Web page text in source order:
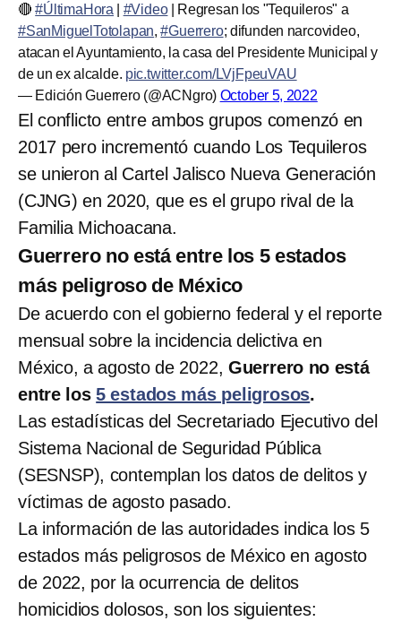
🔴#ÚltimaHora #Video| Regresan los "Tequileros" a
#SanMiguelTotolapan,#Guerrero; difunden narcovideo,
atacan el Ayuntamiento, la casa del Presidente Municipal y
de un ex alcalde. pic.twitter.com/LVjFpeuVAU
— Edición Guerrero (@ACNgro) October 5, 2022
El conflicto entre ambos grupos comenzó en
2017 pero incrementó cuando Los Tequileros
se unieron al Cartel Jalisco Nueva Generación
(CJNG) en 2020, que es el grupo rival de la
Familia Michoacana.
Guerrero no está entre los 5 estados
más peligroso de México
De acuerdo con el gobierno federal y el reporte
mensual sobre la incidencia delictiva en
México, a agosto de 2022, Guerrero no está
entre los5 estados más peligrosos.
Las estadísticas del Secretariado Ejecutivo del
Sistema Nacional de Seguridad Pública
(SESNSP), contemplan los datos de delitos y
víctimas de agosto pasado.
La información de las autoridades indica los 5
estados más peligrosos de México en agosto
de 2022, por la ocurrencia de delitos
homicidios dolosos, son los siguientes: